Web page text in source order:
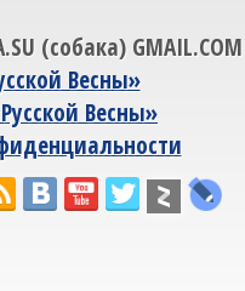
(собака) GMAIL.COM
Весны»
Весны»